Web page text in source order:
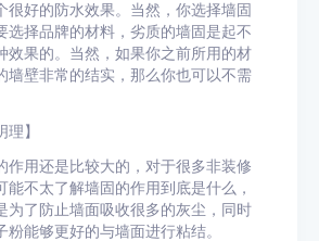
很好的防水效果。当然，你选择墙固
选择品牌的材料，劣质的墙固是起不
效果的。当然，如果你之前所用的材
墙壁非常的结实，那么你也可以不需
理】
作用还是比较大的，对于很多非装修
能不太了解墙固的作用到底是什么，
为了防止墙面吸收很多的灰尘，同时
粉能够更好的与墙面进行粘结。